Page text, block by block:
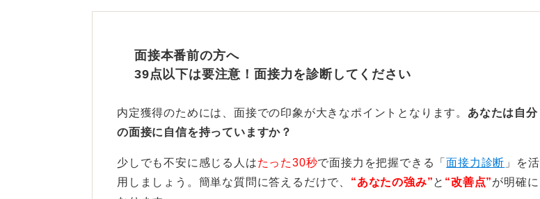
す。本番前にグループワークの流れや雰囲気に慣れておくことで当日に緊張しす
ぎることなく、参加することができるのです。
一方で、就活中の学生のスケジュールは非常にタイトなので、個人的には優先度
はそれほど高くないと考えています。
練習会への参加が直接選考に有利に働くわけではないため、自身の必要性に応じ
て判断するのがおすすめです。
面接本番前の方へ
39点以下は要注意！面接力を診断してください
内定獲得のためには、面接での印象が大きなポイントとなります。 あなたは自分
の面接に自信を持っていますか？
少しでも不安に感じる人はたった30秒で面接力を把握できる「面接力診断 」を活
用しましょう。簡単な質問に答えるだけで、 “あなたの強み”と “改善点”が明確に